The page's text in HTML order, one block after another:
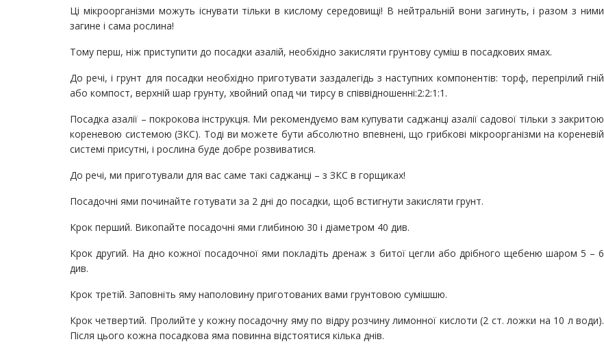
Ці мікроорганізми можуть існувати тільки в кислому середовищі! В нейтральній вони загинуть, і разом з ними
загине і сама рослина!
Тому перш, ніж приступити до посадки азалій, необхідно закисляти грунтову суміш в посадкових ямах.
До речі, і грунт для посадки необхідно приготувати заздалегідь з наступних компонентів: торф, перепрілий гній
або компост, верхній шар грунту, хвойний опад чи тирсу в співвідношенні:2:2:1:1.
Посадка азалії – покрокова інструкція. Ми рекомендуємо вам купувати саджанці азалії садової тільки з закритою
кореневою системою (ЗКС). Тоді ви можете бути абсолютно впевнені, що грибкові мікроорганізми на кореневій
системі присутні, і рослина буде добре розвиватися.
До речі, ми приготували для вас саме такі саджанці – з ЗКС в горщиках!
Посадочні ями починайте готувати за 2 дні до посадки, щоб встигнути закисляти грунт.
Крок перший. Викопайте посадочні ями глибиною 30 і діаметром 40 див.
Крок другий. На дно кожної посадочної ями покладіть дренаж з битої цегли або дрібного щебеню шаром 5 – 6
див.
Крок третій. Заповніть яму наполовину приготованих вами грунтовою сумішшю.
Крок четвертий. Пролийте у кожну посадочну яму по відру розчину лимонної кислоти (2 ст. ложки на 10 л води).
Після цього кожна посадкова яма повинна відстоятися кілька днів.